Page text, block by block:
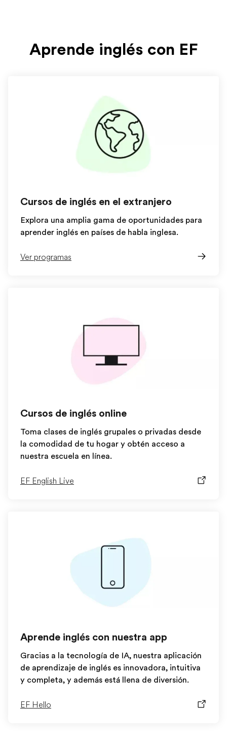
Aprende inglés con EF
Cursos de inglés en el extranjero
Explora una amplia gama de oportunidades para
aprender inglés en países de habla inglesa.
Ver programas
Cursos de inglés online
Toma clases de inglés grupales o privadas desde
la comodidad de tu hogar y obtén acceso a
nuestra escuela en línea.
EF English Live
Aprende inglés con nuestra app
Gracias a la tecnología de IA, nuestra aplicación
de aprendizaje de inglés es innovadora, intuitiva
y completa, y además está llena de diversión.
EF Hello